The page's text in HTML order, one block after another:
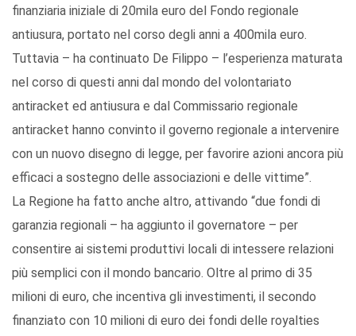
finanziaria iniziale di 20mila euro del Fondo regionale
antiusura, portato nel corso degli anni a 400mila euro.
Tuttavia – ha continuato De Filippo – l’esperienza maturata
nel corso di questi anni dal mondo del volontariato
antiracket ed antiusura e dal Commissario regionale
antiracket hanno convinto il governo regionale a intervenire
con un nuovo disegno di legge, per favorire azioni ancora più
efficaci a sostegno delle associazioni e delle vittime”.
La Regione ha fatto anche altro, attivando “due fondi di
garanzia regionali – ha aggiunto il governatore – per
consentire ai sistemi produttivi locali di intessere relazioni
più semplici con il mondo bancario. Oltre al primo di 35
milioni di euro, che incentiva gli investimenti, il secondo
finanziato con 10 milioni di euro dei fondi delle royalties